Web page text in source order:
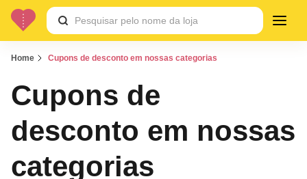
Home Cupons de desconto em nossas categorias
Cupons de
desconto em nossas
categorias